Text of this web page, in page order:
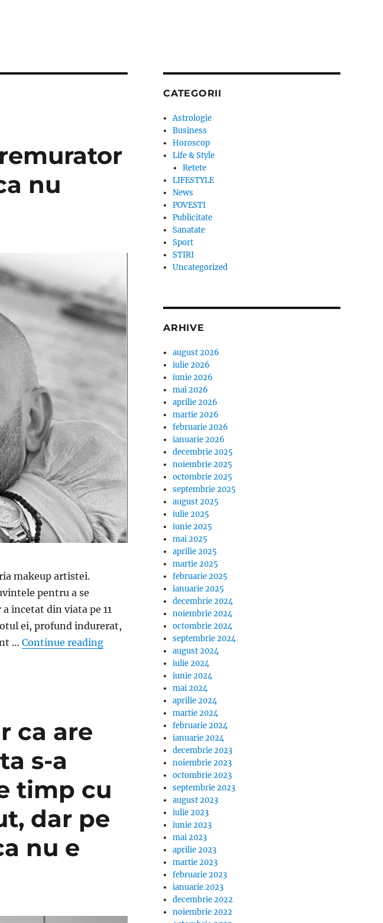
nu
makeup artistei.
pentru a se
incetat din viata pe 11
ei, profund indurerat,
… Continue reading„Sotul Ancai Molnar, mesaj cutremurator dupa moartea
ca are
s-a
timp cu
dar pe
nu e
CATEGORII
Astrologie
Business
Horoscop
Life & Style
Retete
LIFESTYLE
News
POVESTI
Publicitate
Sanatate
Sport
STIRI
Uncategorized
ARHIVE
august 2026
iulie 2026
iunie 2026
mai 2026
aprilie 2026
martie 2026
februarie 2026
ianuarie 2026
decembrie 2025
noiembrie 2025
octombrie 2025
septembrie 2025
august 2025
iulie 2025
iunie 2025
mai 2025
aprilie 2025
martie 2025
februarie 2025
ianuarie 2025
decembrie 2024
noiembrie 2024
octombrie 2024
septembrie 2024
august 2024
iulie 2024
iunie 2024
mai 2024
aprilie 2024
martie 2024
februarie 2024
ianuarie 2024
decembrie 2023
noiembrie 2023
octombrie 2023
septembrie 2023
august 2023
iulie 2023
iunie 2023
mai 2023
aprilie 2023
martie 2023
februarie 2023
ianuarie 2023
decembrie 2022
noiembrie 2022